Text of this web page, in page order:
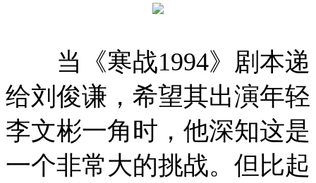
当《寒战1994》剧本递
给刘俊谦，希望其出演年轻
李文彬一角时，他深知这是
一个非常大的挑战。但比起